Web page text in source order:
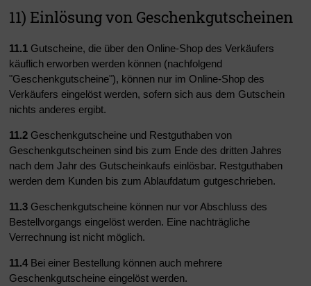
11) Einlösung von Geschenkgutscheinen
11.1 Gutscheine, die über den Online-Shop des Verkäufers
käuflich erworben werden können (nachfolgend
"Geschenkgutscheine"), können nur im Online-Shop des
Verkäufers eingelöst werden, sofern sich aus dem Gutschein
nichts anderes ergibt.
11.2 Geschenkgutscheine und Restguthaben von
Geschenkgutscheinen sind bis zum Ende des dritten Jahres
nach dem Jahr des Gutscheinkaufs einlösbar. Restguthaben
werden dem Kunden bis zum Ablaufdatum gutgeschrieben.
11.3 Geschenkgutscheine können nur vor Abschluss des
Bestellvorgangs eingelöst werden. Eine nachträgliche
Verrechnung ist nicht möglich.
11.4 Bei einer Bestellung können auch mehrere
Geschenkgutscheine eingelöst werden.